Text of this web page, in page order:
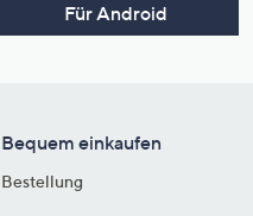
Für Android
Bequem einkaufen
Bestellung